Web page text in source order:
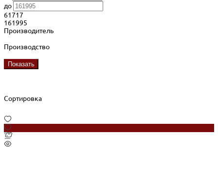
до
61717
161995
Производитель
Производство
Показать
Сортировка